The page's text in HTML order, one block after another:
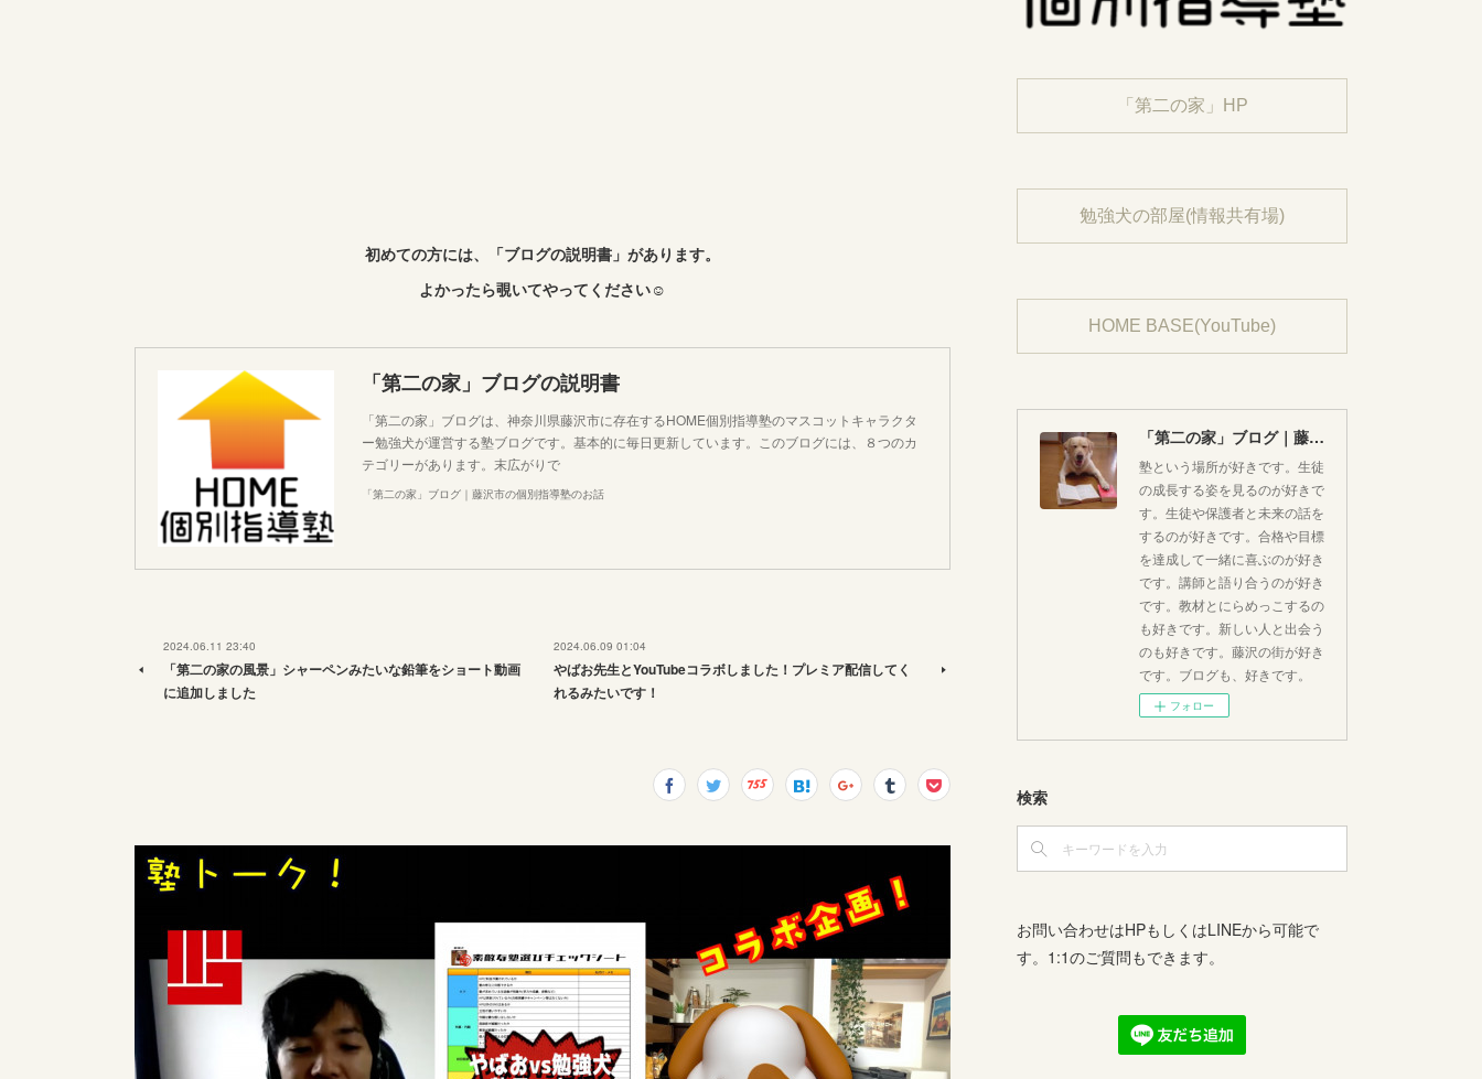
初めての方には、「ブログの説明書」があります。
よかったら覗いてやってください☺︎
「第二の家」ブログの説明書
「第二の家」ブログは、神奈川県藤沢市に存在するHOME個別指導塾のマスコットキャラクタ
ー勉強犬が運営する塾ブログです。基本的に毎日更新しています。このブログには、８つのカ
テゴリーがあります。末広がりで
「第二の家」ブログ｜藤沢市の個別指導塾のお話
2024.06.11 23:40
「第二の家の風景」シャーペンみたいな鉛筆をショート動画
に追加しました
2024.06.09 01:04
やばお先生とYouTubeコラボしました！プレミア配信してく
れるみたいです！
「第二の家」HP
勉強犬の部屋(情報共有場)
HOME BASE(YouTube)
「第二の家」ブログ｜藤沢市の個別指導塾のお話
塾という場所が好きです。生徒
の成長する姿を見るのが好きで
す。生徒や保護者と未来の話を
するのが好きです。合格や目標
を達成して一緒に喜ぶのが好き
です。講師と語り合うのが好き
です。教材とにらめっこするの
も好きです。新しい人と出会う
のも好きです。藤沢の街が好き
です。ブログも、好きです。
フォロー
検索
お問い合わせはHPもしくはLINEから可能で
す。1:1のご質問もできます。